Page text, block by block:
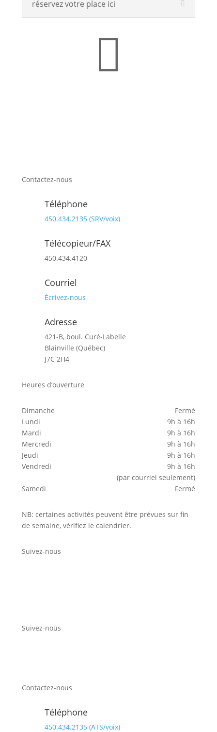
réservez votre place ici

Contactez-nous
Téléphone
450.434.2135 (SRV/voix)
Télécopieur/FAX
450.434.4120
Courriel
Écrivez-nous
Adresse
421-B, boul. Curé-Labelle
Blainville (Québec)
J7C 2H4
Heures d’ouverture
Dimanche
Fermé
Lundi
9h à 16h
Mardi
9h à 16h
Mercredi
9h à 16h
Jeudi
9h à 16h
Vendredi
9h à 16h
(par courriel seulement)
Samedi
Fermé
NB: certaines activités peuvent être prévues sur fin
de semaine, vérifiez le calendrier.
Suivez-nous
Suivez-nous
Contactez-nous
Téléphone
450.434.2135 (ATS/voix)